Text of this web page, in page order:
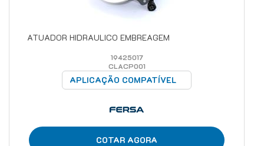
ATUADOR HIDRAULICO EMBREAGEM
19425017
CLACP001
APLICAÇÃO COMPATÍVEL
COTAR AGORA